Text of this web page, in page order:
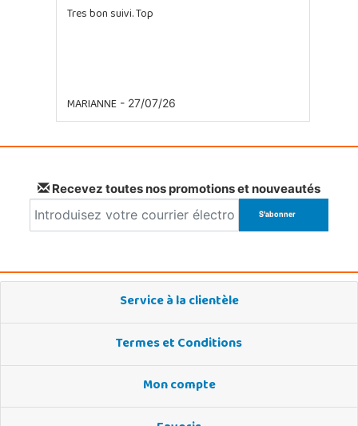
Tres bon suivi. Top
MARIANNE- 27/07/26
Recevez toutes nos promotions et nouveautés
Service à la clientèle
Termes et Conditions
Mon compte